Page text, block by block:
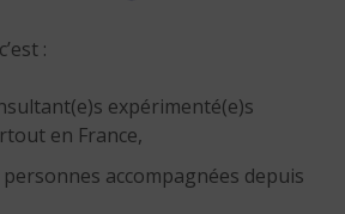
:
expérimenté(e)s
en France,
personnes accompagnées depuis